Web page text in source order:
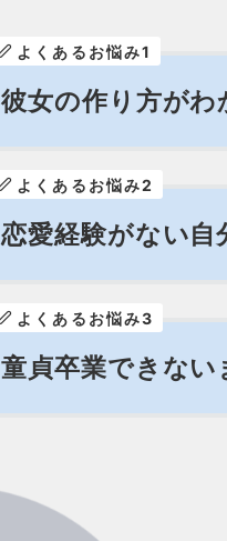
よくあるお悩み1
彼女の作り方がわ
よくあるお悩み2
恋愛経験がない自
よくあるお悩み3
童貞卒業できな